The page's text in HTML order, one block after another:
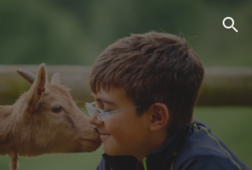
Skip to navigation